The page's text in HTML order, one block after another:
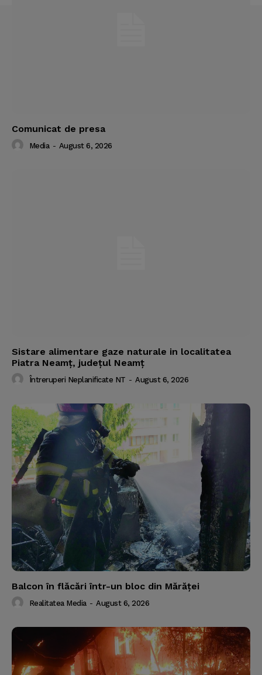
Comunicat de presa
Media - August 6, 2026
Sistare alimentare gaze naturale in localitatea
Piatra Neamț, județul Neamț
Întreruperi Neplanificate NT - August 6, 2026
Balcon în flăcări într-un bloc din Mărăţei
Realitatea Media - August 6, 2026